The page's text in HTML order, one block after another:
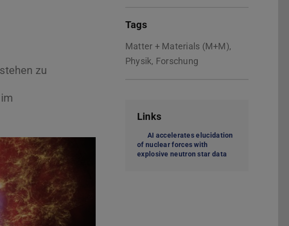
zu
Tags
Matter + Materials (M+M),
Physik, Forschung
Links
AI accelerates elucidation
of nuclear forces with
explosive neutron star data